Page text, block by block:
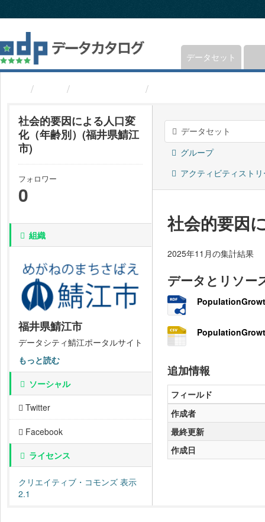
キ
プ
し
て
データセット
社会的要因による人口変
化（年齢別）(福井県鯖江
市)
フォロワー
0
組織
福井県鯖江市
データシティ鯖江ポータルサイト
もっと読む
ソーシャル
Twitter
Facebook
ライセンス
クリエイティブ・コモンズ 表示
2.1
データセット
グループ
アクティビティスト
社会的要因
2025年11月の集計結果
データとリソー
追加情報
フィールド
作成者
最終更新
作成日